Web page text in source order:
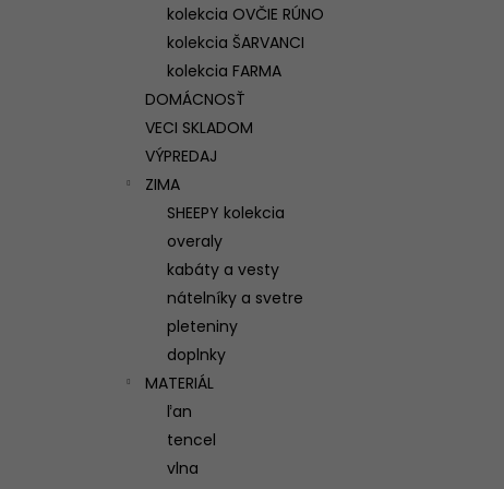
kolekcia OVČIE RÚNO
kolekcia ŠARVANCI
kolekcia FARMA
DOMÁCNOSŤ
VECI SKLADOM
VÝPREDAJ
ZIMA
SHEEPY kolekcia
overaly
kabáty a vesty
nátelníky a svetre
pleteniny
doplnky
MATERIÁL
ľan
tencel
vlna